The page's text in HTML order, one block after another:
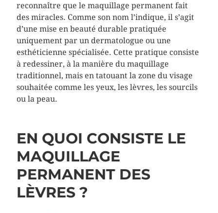
reconnaître que le maquillage permanent fait
des miracles. Comme son nom l’indique, il s’agit
d’une mise en beauté durable pratiquée
uniquement par un dermatologue ou une
esthéticienne spécialisée. Cette pratique consiste
à redessiner, à la manière du maquillage
traditionnel, mais en tatouant la zone du visage
souhaitée comme les yeux, les lèvres, les sourcils
ou la peau.
EN QUOI CONSISTE LE
MAQUILLAGE
PERMANENT DES
LÈVRES ?